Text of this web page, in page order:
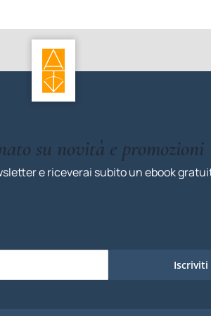
su novità e promozioni
e riceverai subito un ebook
Iscriviti